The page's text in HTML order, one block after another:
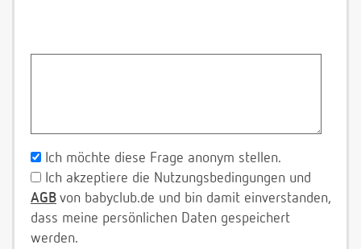
Ich möchte diese Frage anonym stellen.
Ich akzeptiere die Nutzungsbedingungen und
AGB von babyclub.de und bin damit einverstanden,
dass meine persönlichen Daten gespeichert
werden.